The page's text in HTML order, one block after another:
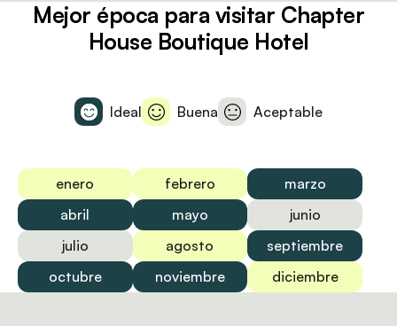
Mejor época para visitar Chapter
House Boutique Hotel
Ideal Buena Aceptable
enero febrero
marzo
abril
mayo
junio
julio
agosto
septiembre
octubre
noviembre diciembre